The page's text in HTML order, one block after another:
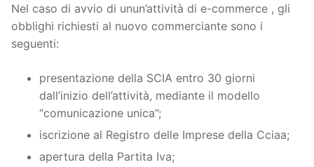
Nel caso di avvio di unun’attività di e-commerce , gli
obblighi richiesti al nuovo commerciante sono i
seguenti:
presentazione della SCIA entro 30 giorni
dall’inizio dell’attività, mediante il modello
“comunicazione unica”;
iscrizione al Registro delle Imprese della Cciaa;
apertura della Partita Iva;